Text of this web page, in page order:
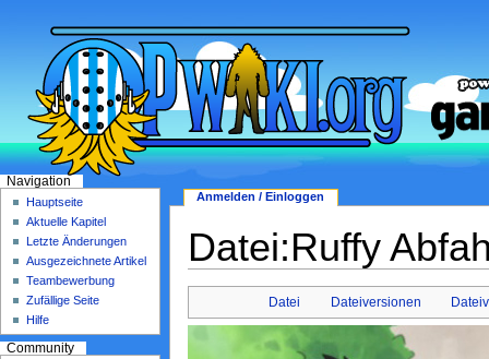
Datei:Ruffy
Datei Dateiversionen
Anmelden / Einloggen
Navigation
Hauptseite
Aktuelle Kapitel
Letzte Änderungen
Ausgezeichnete Artikel
Teambewerbung
Zufällige Seite
Hilfe
Community